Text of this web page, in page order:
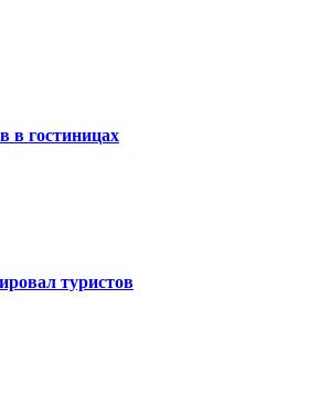
в гостиницах
туристов